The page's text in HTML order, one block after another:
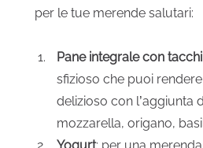
per le tue merende salutari:
Pane integrale con
sfizioso che puoi
delizioso con l’aggiunta
mozzarella, origano,